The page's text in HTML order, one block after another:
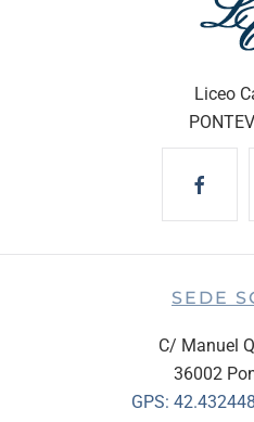
Liceo
SEDE
C/ Manuel
36002
GPS: